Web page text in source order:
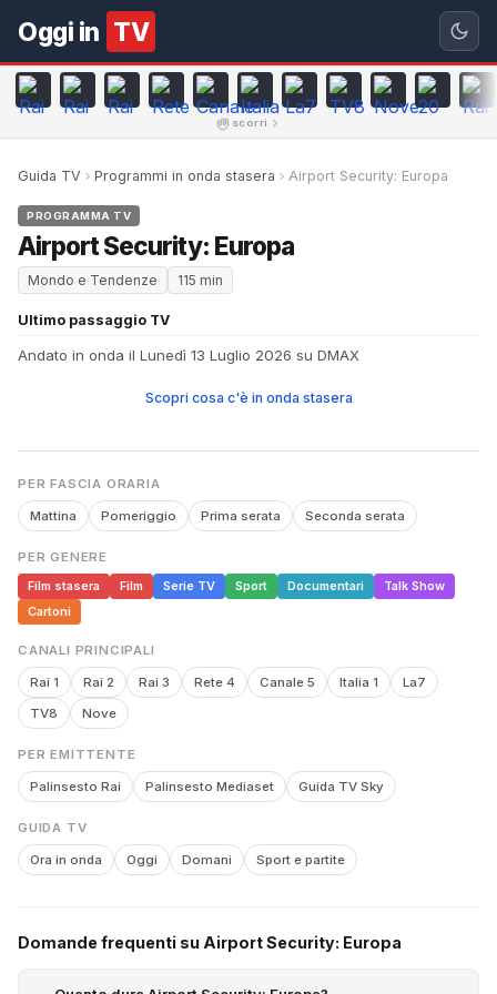
Oggi in TV
scorri
Guida TV Programmi in onda stasera Airport Security: Europa
PROGRAMMA TV
Airport Security: Europa
Mondo e Tendenze 115 min
Ultimo passaggio TV
Andato in onda il Lunedì 13 Luglio 2026 su DMAX
Scopri cosa c'è in onda stasera
PER FASCIA ORARIA
Mattina Pomeriggio Prima serata Seconda serata
PER GENERE
Film stasera
Film Serie TV Sport Documentari
Talk Show
Cartoni
CANALI PRINCIPALI
Rai 1 Rai 2 Rai 3 Rete 4 Canale 5 Italia 1
La7
TV8
Nove
PER EMITTENTE
Palinsesto Rai Palinsesto Mediaset Guida TV Sky
GUIDA TV
Ora in onda Oggi Domani Sport e partite
Domande frequenti su Airport Security: Europa